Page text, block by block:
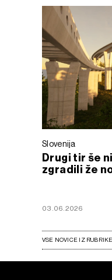
Slovenija
Drugi tir še
zgradili že
03.06.2026
VSE NOVICE IZ